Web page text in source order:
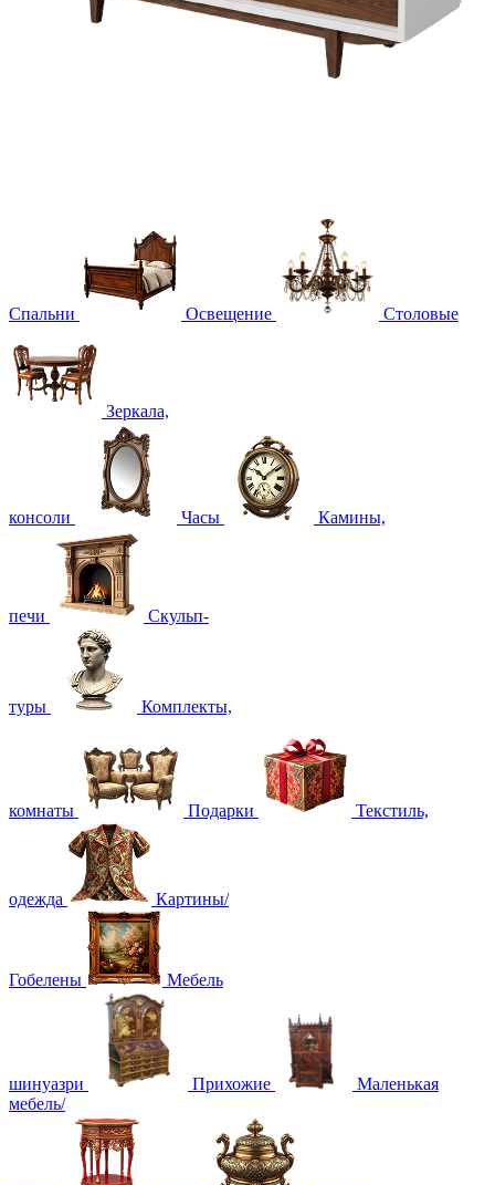
Спальни Освещение Столовые
Зеркала,
консоли Часы Камины,
печи Скульп-
туры Комплекты,
комнаты Подарки Текстиль,
одежда Картины/
Гобелены Мебель
шинуазри Прихожие
Маленькая
мебель/